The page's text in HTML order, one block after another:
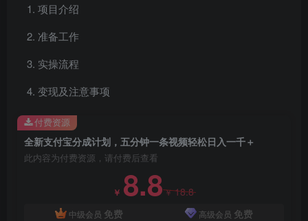
项目介绍
准备工作
实操流程
变现及注意事项
全新支付宝分成计划，五分钟一条视频轻松日入一千＋
此内容为付费资源，请付费后查看
￥ 8.8￥18.8
中级会员 免费 高级会员 免费
付费资源